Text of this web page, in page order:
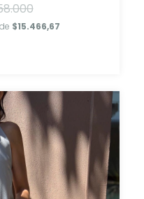
$15.466,67